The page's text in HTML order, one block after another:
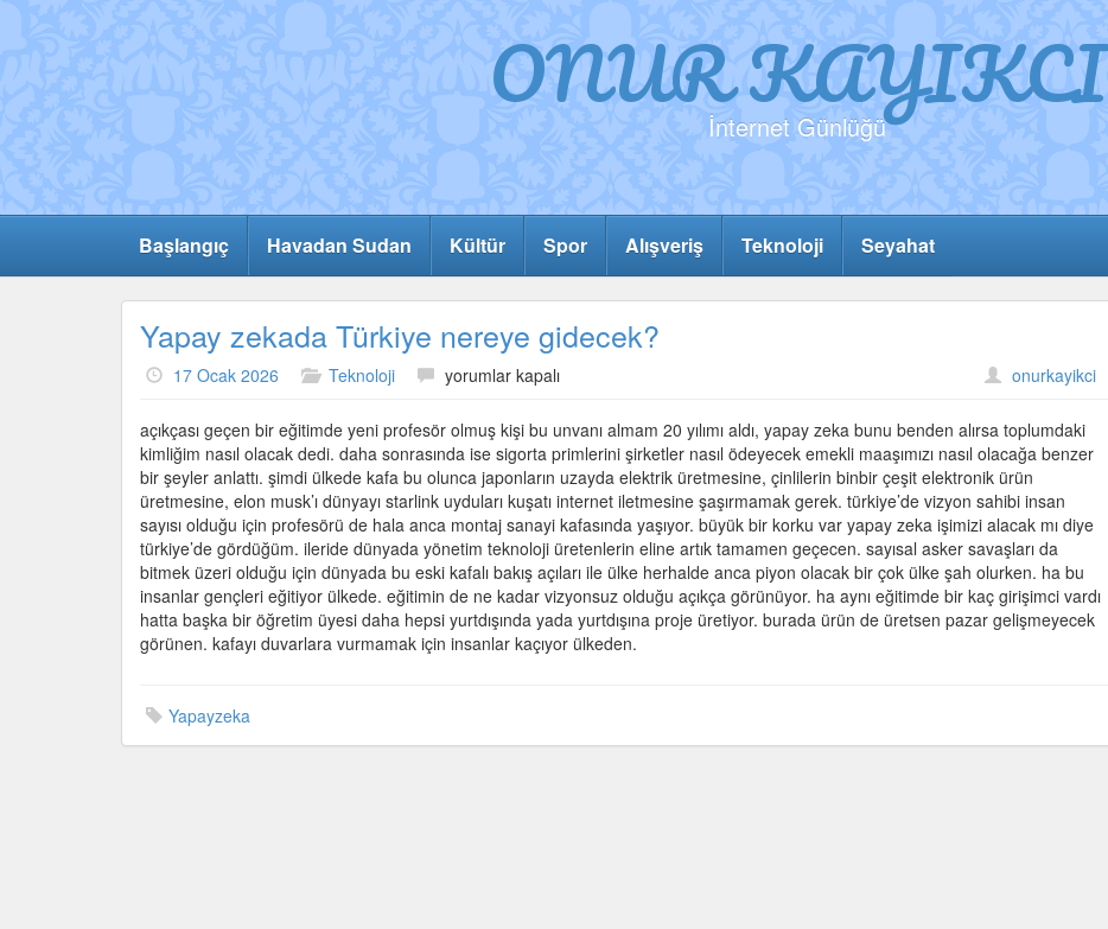
ONUR KAYIKCI
İnternet Günlüğü
Başlangıç Havadan Sudan Kültür Spor Alışveriş Teknoloji Seyahat
Yapay zekada Türkiye nereye gidecek?
17 Ocak 2026 Teknoloji
Yapay
Türkiye
nereye
gidecek?
için
yorumlar kapalı onurkayikci
açıkçası geçen bir eğitimde yeni profesör olmuş kişi bu unvanı almam 20 yılımı aldı, yapay zeka bunu benden alırsa toplumdaki
kimliğim nasıl olacak dedi. daha sonrasında ise sigorta primlerini şirketler nasıl ödeyecek emekli maaşımızı nasıl olacağa benzer
bir şeyler anlattı. şimdi ülkede kafa bu olunca japonların uzayda elektrik üretmesine, çinlilerin binbir çeşit elektronik ürün
üretmesine, elon musk’ı dünyayı starlink uyduları kuşatı internet iletmesine şaşırmamak gerek. türkiye’de vizyon sahibi insan
sayısı olduğu için profesörü de hala anca montaj sanayi kafasında yaşıyor. büyük bir korku var yapay zeka işimizi alacak mı diye
türkiye’de gördüğüm. ileride dünyada yönetim teknoloji üretenlerin eline artık tamamen geçecen. sayısal asker savaşları da
bitmek üzeri olduğu için dünyada bu eski kafalı bakış açıları ile ülke herhalde anca piyon olacak bir çok ülke şah olurken. ha bu
insanlar gençleri eğitiyor ülkede. eğitimin de ne kadar vizyonsuz olduğu açıkça görünüyor. ha aynı eğitimde bir kaç girişimci vardı
hatta başka bir öğretim üyesi daha hepsi yurtdışında yada yurtdışına proje üretiyor. burada ürün de üretsen pazar gelişmeyecek
görünen. kafayı duvarlara vurmamak için insanlar kaçıyor ülkeden.
Yapayzeka